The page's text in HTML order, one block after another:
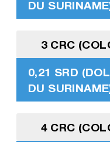
DU
3 CRC
0,21 SRD
DU
4 CRC